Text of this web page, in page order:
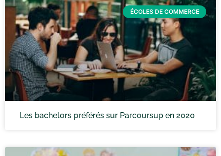
ÉCOLES DE COMMERCE
Les bachelors préférés sur Parcoursup en 2020